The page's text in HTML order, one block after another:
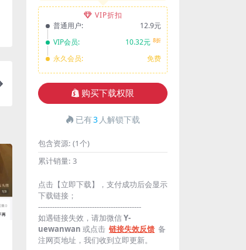
VIP折扣
普通用户:
12.9元
VIP会员:
10.32元 8折
永久会员: 免费
购买下载权限
已有3 人解锁下载
包含资源: (1个)
累计销量: 3
点击【立即下载】，支付成功后会显示
下载链接；
--------------------------------------------
如遇链接失效，请加微信Y-
uewanwan 或点击 链接失效反馈 备
注网页地址，我们收到立即更新。